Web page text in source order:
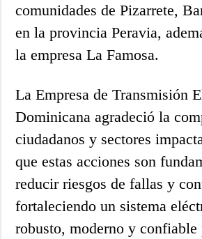
comunidades de Pizarrete,
en la provincia Peravia,
la empresa La Famosa.
La Empresa de Transmisión
Dominicana agradeció la
ciudadanos y sectores
que estas acciones son
reducir riesgos de fallas y
fortaleciendo un sistema
robusto, moderno y confiable